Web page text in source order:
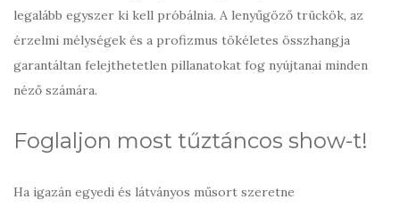
legalább egyszer ki kell próbálnia. A lenyűgöző trückök, az
érzelmi mélységek és a profizmus tökéletes összhangja
garantáltan felejthetetlen pillanatokat fog nyújtanai minden
néző számára.
Foglaljon most tűztáncos show-t!
Ha igazán egyedi és látványos műsort szeretne